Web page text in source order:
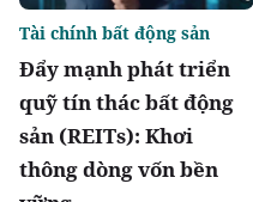
Đẩy mạnh phát triển
quỹ tín thác bất động
sản (REITs): Khơi
thông dòng vốn bền
Tài chính bất động sản